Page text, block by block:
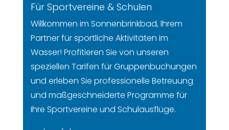
Für Sportvereine & Schulen
Willkommen im Sonnenbrinkbad, Ihrem
Partner für sportliche Aktivitäten im
Wasser! Profitieren Sie von unseren
speziellen Tarifen für Gruppenbuchungen
und erleben Sie professionelle Betreuung
und maßgeschneiderte Programme für
Ihre Sportvereine und Schulausflüge.